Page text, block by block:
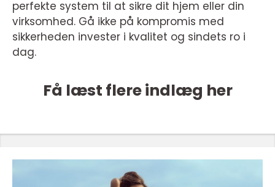
perfekte system til at sikre dit hjem eller din
virksomhed. Gå ikke på kompromis med
sikkerheden invester i kvalitet og sindets ro i
dag.
Få læst flere indlæg her